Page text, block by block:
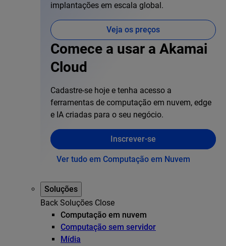
implantações em escala global.
Veja os preços
Comece a usar a Akamai
Cloud
Cadastre-se hoje e tenha acesso a
ferramentas de computação em nuvem, edge
e IA criadas para o seu negócio.
Inscrever-se
Ver tudo em Computação em Nuvem
Soluções
Back Soluções Close
Computação em nuvem
Computação sem servidor
Mídia